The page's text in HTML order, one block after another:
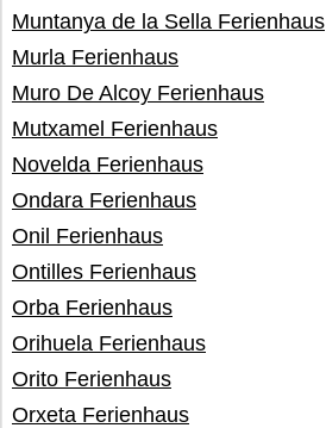
Muntanya de la Sella Ferienhaus
Murla Ferienhaus
Muro De Alcoy Ferienhaus
Mutxamel Ferienhaus
Novelda Ferienhaus
Ondara Ferienhaus
Onil Ferienhaus
Ontilles Ferienhaus
Orba Ferienhaus
Orihuela Ferienhaus
Orito Ferienhaus
Orxeta Ferienhaus